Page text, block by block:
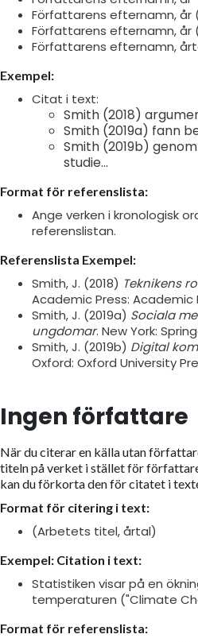
Författarens efternamn, år
Författarens efternamn, år
Författarens efternamn,
Exempel:
Citat i text:
Smith (2018)
Smith (2019a) fann
Smith (2019b)
studie...
Format för referenslista:
Ange verken i kronologisk
referenslistan.
Referenslista Exempel:
Smith, J. (2018) Teknikens
Academic Press: Academic
Smith, J. (2019a) Sociala
ungdomar. New York:
Smith, J. (2019b) Digital
Oxford: Oxford University
Ingen författare
När du citerar en källa utan
titeln på verket i stället för
kan du förkorta den för citatet i
Format för citering i text:
(Arbetets titel, årtal)
Exempel: Citation i text:
Statistiken visar på en
temperaturen ("Climate
Format för referenslista: